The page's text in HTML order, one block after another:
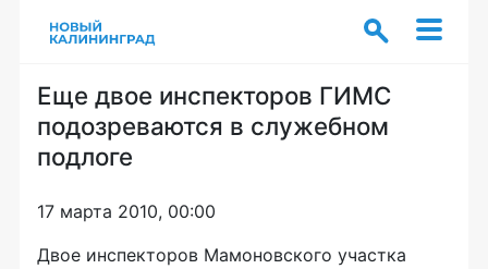
Еще двое инспекторов ГИМС
подозреваются в служебном
подлоге
17 марта 2010, 00:00
Двое инспекторов Мамоновского участка